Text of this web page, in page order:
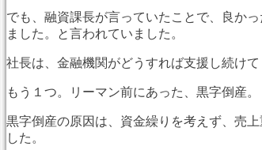
でも、融資課長が言っていたことで、良か
ました。と言われていました。
社長は、金融機関がどうすれば支援し続け
もう１つ。リーマン前にあった、黒字倒産。
黒字倒産の原因は、資金繰りを考えず、売
した。